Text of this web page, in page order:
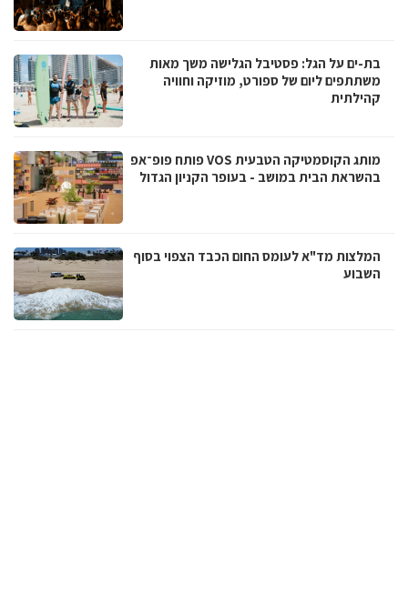
בת-ים על הגל: פסטיבל הגלישה משך מאות
משתתפים ליום של ספורט, מוזיקה וחוויה
קהילתית
מותג הקוסמטיקה הטבעית VOS פותח פופ־אפ
בהשראת הבית במושב - בעופר הקניון הגדול
המלצות מד"א לעומס החום הכבד הצפוי בסוף
השבוע